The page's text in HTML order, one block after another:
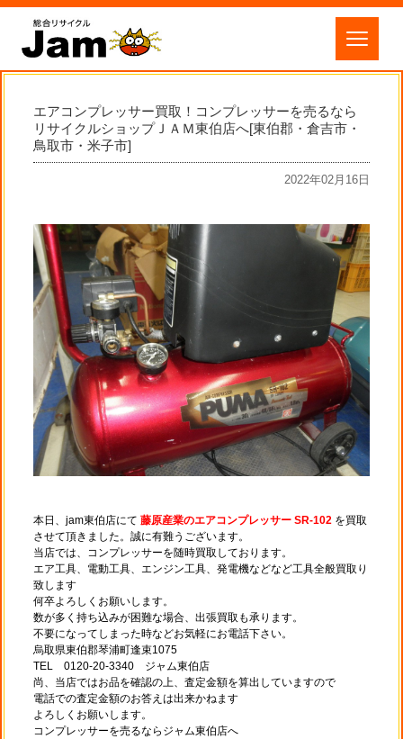
エアコンプレッサー買取！コンプレッサーを売るなら
リサイクルショップＪＡＭ東伯店へ[東伯郡・倉吉市・
鳥取市・米子市]
2022年02月16日
本日、jam東伯店にて 藤原産業のエアコンプレッサー SR-102 を買取
させて頂きました。誠に有難うございます。
当店では、コンプレッサーを随時買取しております。
エア工具、電動工具、エンジン工具、発電機などなど工具全般買取り
致します
何卒よろしくお願いします。
数が多く持ち込みが困難な場合、出張買取も承ります。
不要になってしまった時などお気軽にお電話下さい。
烏取県東伯郡琴浦町逢束1075
TEL 0120-20-3340 ジャム東伯店
尚、当店ではお品を確認の上、査定金額を算出していますので
電話での査定金額のお答えは出来かねます
よろしくお願いします。
コンプレッサーを売るならジャム東伯店へ